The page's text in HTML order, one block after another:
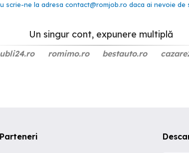
scrie-ne la adresa contact@romjob.ro daca ai nevoie de
Un singur cont, expunere multiplă
romimo.ro bestauto.ro
Parteneri